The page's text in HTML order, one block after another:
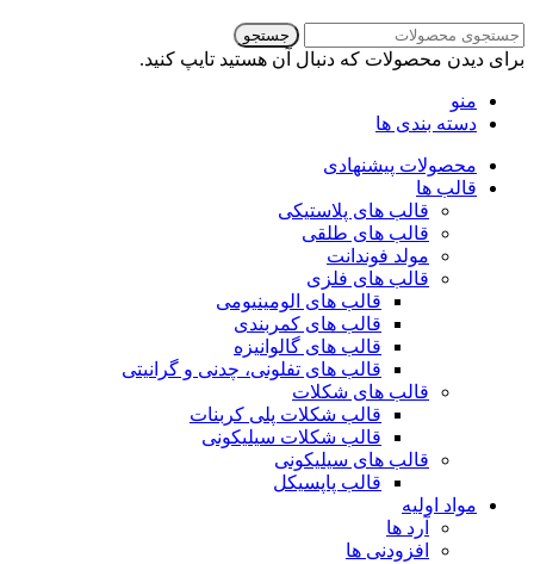
جستجو
برای دیدن محصولات که دنبال آن هستید تایپ کنید.
منو
دسته بندی ها
محصولات پیشنهادی
قالب ها
قالب های پلاستیکی
قالب های طلقی
مولد فوندانت
قالب های فلزی
قالب های الومینیومی
قالب های کمربندی
قالب های گالوانیزه
قالب های تفلونی، چدنی و گرانیتی
قالب های شکلات
قالب شکلات پلی کربنات
قالب شکلات سیلیکونی
قالب های سیلیکونی
قالب پاپسیکل
مواد اولیه
آرد ها
افزودنی ها